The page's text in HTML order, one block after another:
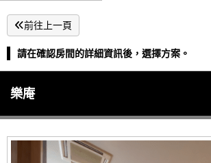
前往上一頁
請在確認房間的詳細資訊後，選擇方案。
樂庵